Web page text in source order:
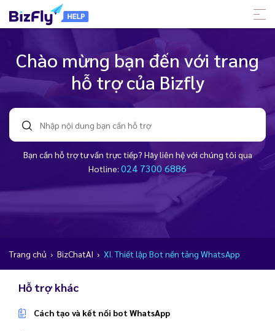
Chào mừng bạn đến với trang
hỗ trợ của Bizfly
Bạn cần hỗ trợ tư vấn trực tiếp? Hãy liên hệ với chúng tôi qua
Hotline: 024 7300 6886
Trang chủ › BizChatAI › XI. Thiết lập Bot nền tảng WhatsApp
Hỗ trợ khác
Cách tạo và kết nối bot WhatsApp